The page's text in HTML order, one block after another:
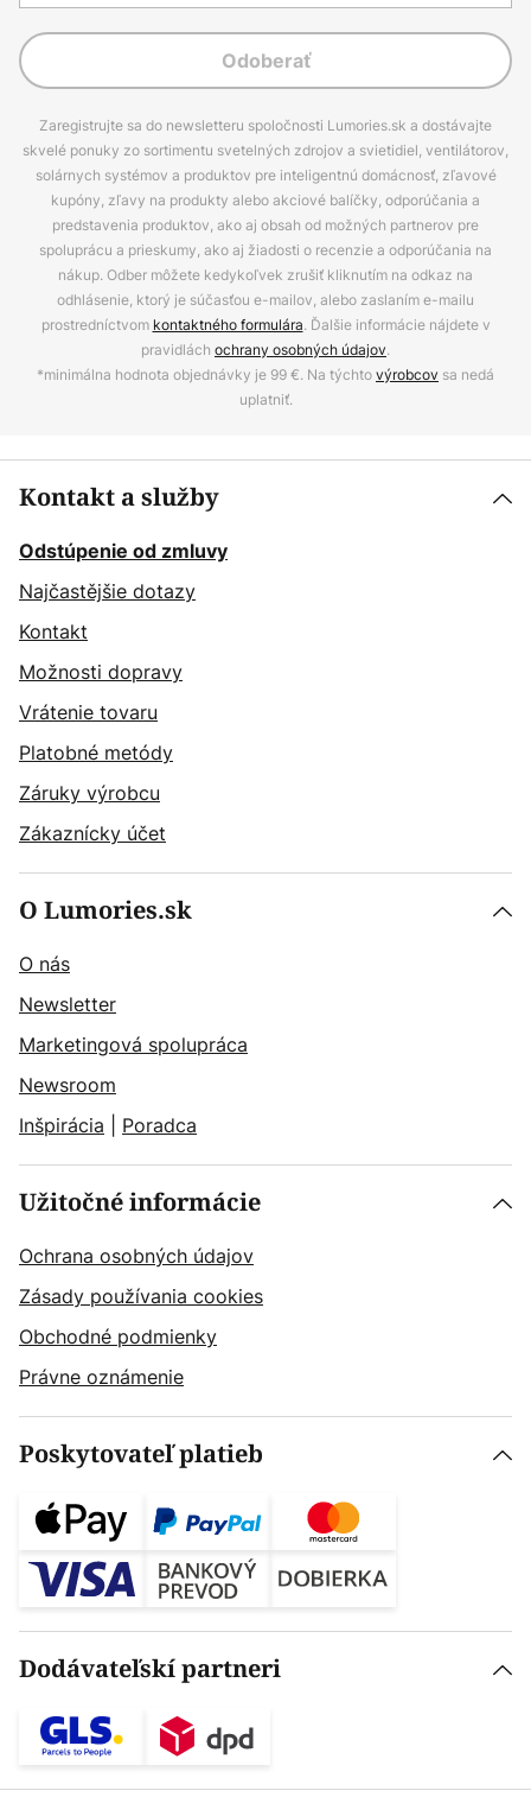
Odoberať
Zaregistrujte sa do newsletteru spoločnosti Lumories.sk a dostávajte
skvelé ponuky zo sortimentu svetelných zdrojov a svietidiel, ventilátorov,
solárnych systémov a produktov pre inteligentnú domácnosť, zľavové
kupóny, zľavy na produkty alebo akciové balíčky, odporúčania a
predstavenia produktov, ako aj obsah od možných partnerov pre
spoluprácu a prieskumy, ako aj žiadosti o recenzie a odporúčania na
nákup. Odber môžete kedykoľvek zrušiť kliknutím na odkaz na
odhlásenie, ktorý je súčasťou e-mailov, alebo zaslaním e-mailu
prostredníctvom kontaktného formulára. Ďalšie informácie nájdete v
pravidlách ochrany osobných údajov.
*minimálna hodnota objednávky je 99 €. Na týchtovýrobcov sa nedá
uplatniť.
Kontakt a služby
Odstúpenie od zmluvy
Najčastějšie dotazy
Kontakt
Možnosti dopravy
Vrátenie tovaru
Platobné metódy
Záruky výrobcu
Zákaznícky účet
O Lumories.sk
O nás
Newsletter
Marketingová spolupráca
Newsroom
Inšpirácia
Poradca
Užitočné informácie
Ochrana osobných údajov
Zásady používania cookies
Obchodné podmienky
Právne oznámenie
Poskytovateľ platieb
Dodávateľskí partneri